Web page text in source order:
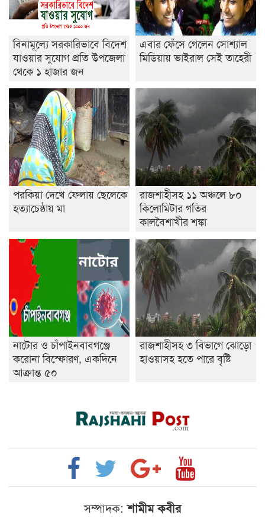
বিনামূল্যে সরকারিভাবে বিদেশ
যাওয়ার সুযোগ প্রতি উপজেলা
থেকে ১ হাজার জন
এবার ফেঁসে গেলেন সোশ্যাল
মিডিয়ায় ভাইরাল সেই তাহেরী
পরকিয়া দেখে ফেলায় ছেলেকে
হত্যাচেষ্ঠায় মা
রাজশাহীসহ ১১ অঞ্চলে ৮০
কিলোমিটার গতির
কালবৈশাখীর শঙ্কা
নাটোর ও চাঁপাইনবাবগঞ্জে
করোনা বিস্ফোরণ, একদিনে
আক্রান্ত ৫০
রাজশাহীসহ ৩ বিভাগে ঝোড়ো
হাওয়াসহ হতে পারে বৃষ্টি
সম্পাদক: শামীম কবীর